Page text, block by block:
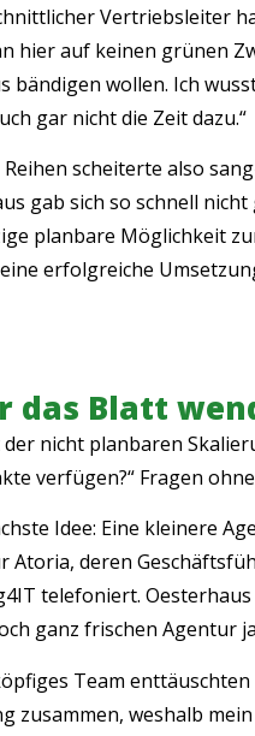
Vertriebsleiter
hier auf keinen grünen
wollen. Ich
gar nicht die Zeit dazu.“
scheiterte also
gab sich so schnell
planbare Möglichkeit
erfolgreiche
das Blatt
nicht planbaren
verfügen?“ Fragen
Idee: Eine kleinere
deren
telefoniert.
ganz frischen Agentur
Team
zusammen, weshalb